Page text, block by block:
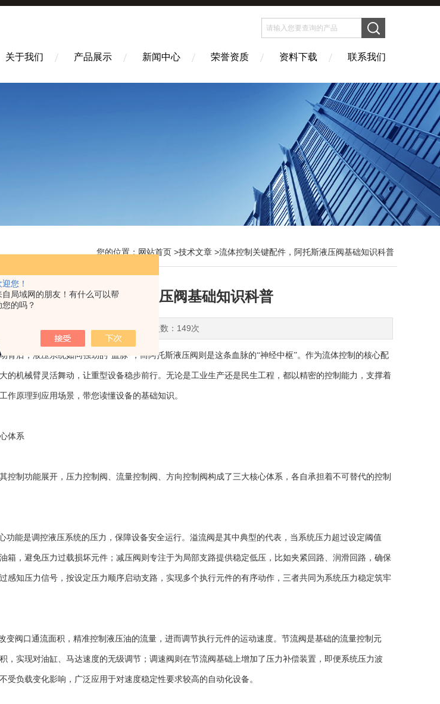
您！
自局域网的朋友！有什么可以帮
您的吗？
关于我们 产品展示 新闻中心 荣誉资质 资料下载 联系我们
您的位置： 网站首页 >技术文章 >流体控制关键配件，阿托斯液压阀基础知识科普
制关键配件，阿托斯液压阀基础知识科普
更新时间：2026-05-27 点击次数：149次
后，液压系统如同强劲的“血脉”，而阿托斯液压阀则是这条血脉的“神经中枢”。作为流体控制的核心配
的机械臂灵活舞动，让重型设备稳步前行。无论是工业生产还是民生工程，都以精密的控制能力，支撑着
作原理到应用场景，带您读懂设备的基础知识。
体系
控制功能展开，压力控制阀、流量控制阀、方向控制阀构成了三大核心体系，各自承担着不可替代的控制
能是调控液压系统的压力，保障设备安全运行。溢流阀是其中典型的代表，当系统压力超过设定阈值
箱，避免压力过载损坏元件；减压阀则专注于为局部支路提供稳定低压，比如夹紧回路、润滑回路，确保
感知压力信号，按设定压力顺序启动支路，实现多个执行元件的有序动作，三者共同为系统压力稳定筑牢
阀口通流面积，精准控制液压油的流量，进而调节执行元件的运动速度。节流阀是基础的流量控制元
，实现对油缸、马达速度的无级调节；调速阀则在节流阀基础上增加了压力补偿装置，即便系统压力波
受负载变化影响，广泛应用于对速度稳定性要求较高的自动化设备。